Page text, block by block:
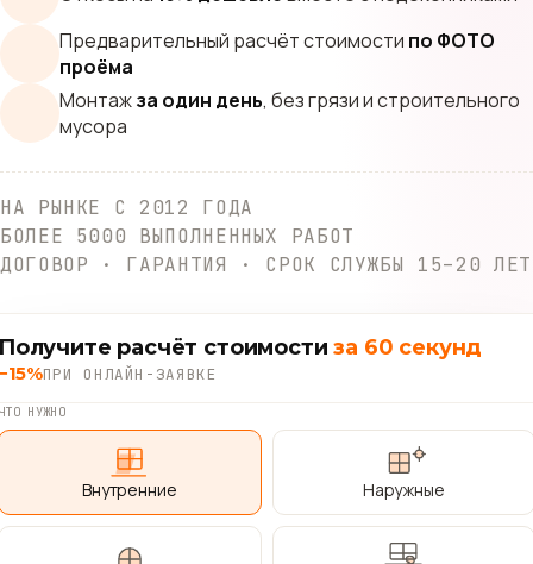
Предварительный расчёт стоимости по ФОТО
проёма
Монтажза один день, без грязи и строительного
мусора
НА РЫНКЕ С 2012 ГОДА
БОЛЕЕ 5000 ВЫПОЛНЕННЫХ РАБОТ
ДОГОВОР · ГАРАНТИЯ · СРОК СЛУЖБЫ 15–20 ЛЕТ
расчёт стоимостиза 60 секунд
ПРИ ОНЛАЙН-ЗАЯВКЕ
НУЖНО
Внутренние Наружные